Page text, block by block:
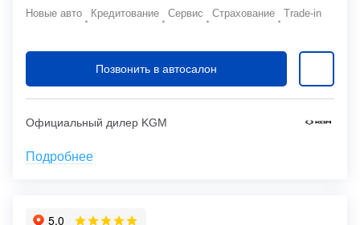
Новые авто Кредитование Сервис Страхование Trade-in
Позвонить в автосалон
Официальный дилер KGM
Подробнее